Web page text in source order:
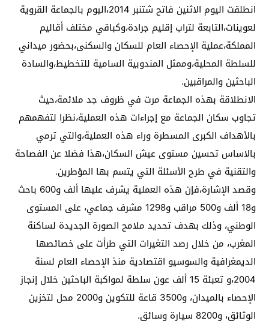
انطلقت اليوم الاثنين فاتح شتنبر 2014،اليوم بالجماعة القروية
لعوينات،التابعة لتراب إقليم جرادة،وكباقي مختلف أقاليم
المملكة،عملية الإحصاء العام للسكان والسكنى،بحضور ميداني
للسلطة المحلية،وممثل المندوبية السامية للتخطيط،والسادة
الباحثين والمراقبين.
الانطلاقة بهذه الجماعة مرت في ظروف جد ملائمة،حيث
تجاوب سكان الجماعة مع إجراءات هذه العملية،نظرا لتفهمهم
بالأهداف الكبرى المسطرة وراء هذه العملية،والتي ترمي
بالاساس تحسين مستوى عيش السكان،هذا فضلا عن الفصاحة
والتقنية في طرح الأسئلة التي يتسم بها المؤطرين.
وقصد الإشارة،فإن هذه العملية يشرف عليها ألف و600 باحث
و18 ألف و500 مراقب و1298 مشرف جماعي، على المستوى
الوطني، وذلك بهدف تحديد ملامح الصورة الجديدة لساكنة
المغرب، من خلال رصد التغيرات التي طرأت على خصائصها
الديمغرافية والسوسيو اقتصادية منذ الإحصاء العام لسنة
2004،و تعبئة 15 ألف عون سلطة لمواكبة الباحثين خلال إنجاز
الإحصاء بالميدان، و3500 قاعة للتكوين و2000 محل لتخزين
الوثائق، و8200 سيارة وسائق.